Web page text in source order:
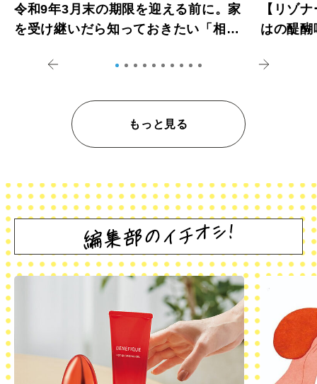
令和9年3月末の期限を迎える前に。家
を受け継いだら知っておきたい「相続
【リゾ
はの醍
もっと見る